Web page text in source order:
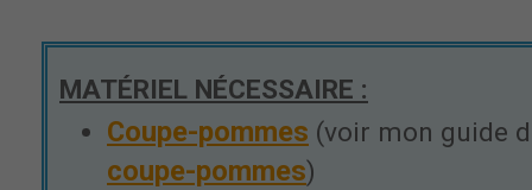
MATÉRIEL NÉCESSAIRE :
Coupe-pommes (voir mon guide
coupe-pommes)